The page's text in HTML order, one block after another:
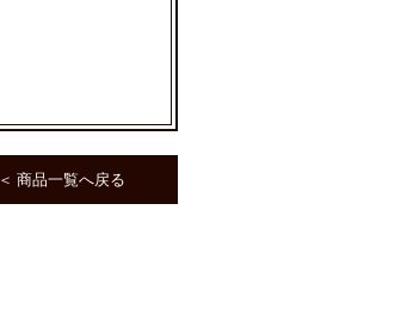
＜ 商品一覧へ戻る